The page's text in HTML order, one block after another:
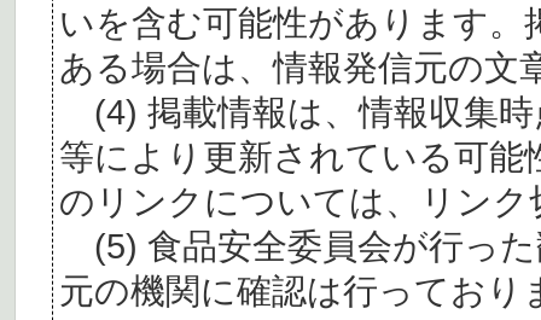
いを含む可能性があります。
ある場合は、情報発信元の文
(4) 掲載情報は、情報収集
等により更新されている可
のリンクについては、リン
(5) 食品安全委員会が行っ
元の機関に確認は行っており